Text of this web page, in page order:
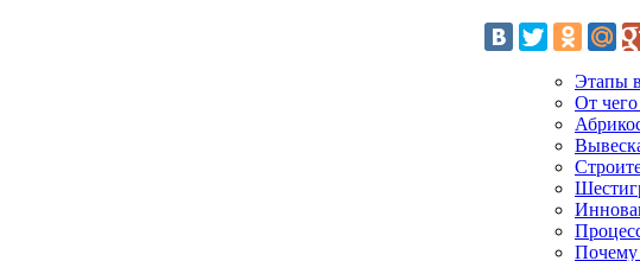
Этапы
От
Почему